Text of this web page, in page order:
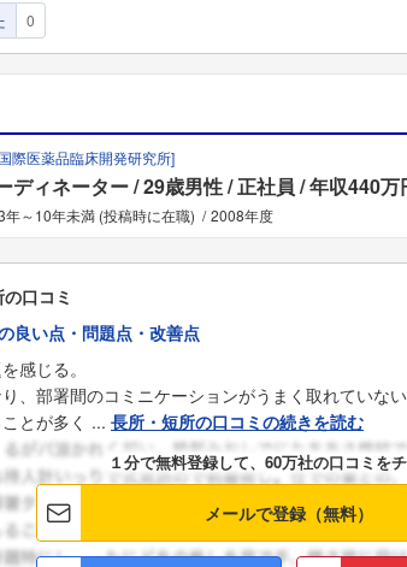
0
際医薬品臨床開発研究所]
ディネーター 29歳男性 正社員 年収440万
年～10年未満 (投稿時に在職) 2008年度
口コミ
良い点・問題点・改善点
感じる。
、部署間のコミニケーションがうまく取れていな
とが多く ... 長所・短所の口コミの続きを読む
１分で無料登録して、60万社の口コミを
メールで登録（無料）